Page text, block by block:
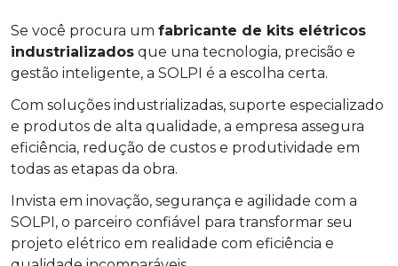
Se você procura um fabricante de kits elétricos
industrializados que una tecnologia, precisão e
gestão inteligente, a SOLPI é a escolha certa.
Com soluções industrializadas, suporte especializado
e produtos de alta qualidade, a empresa assegura
eficiência, redução de custos e produtividade em
todas as etapas da obra.
Invista em inovação, segurança e agilidade com a
SOLPI, o parceiro confiável para transformar seu
projeto elétrico em realidade com eficiência e